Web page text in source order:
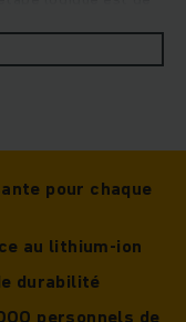
à la propulsion
sont
pour chaque
au lithium-ion
durabilité
personnels de